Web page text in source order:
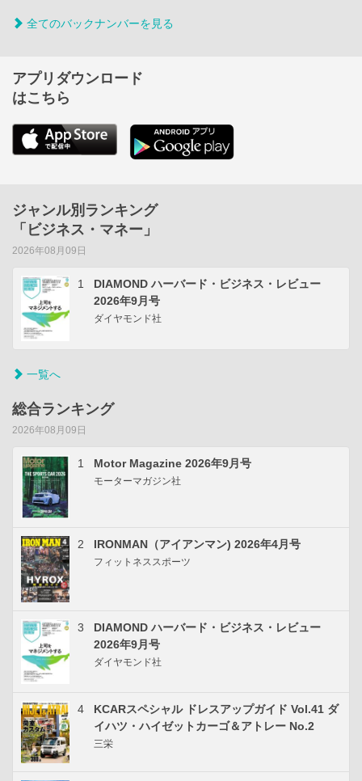
全てのバックナンバーを見る
アプリダウンロード
はこちら
ジャンル別ランキング
「ビジネス・マネー」
2026年08月09日
1
DIAMOND ハーバード・ビジネス・レビュー
2026年9月号
ダイヤモンド社
一覧へ
総合ランキング
2026年08月09日
1 Motor Magazine 2026年9月号
モーターマガジン社
2 IRONMAN（アイアンマン) 2026年4月号
フィットネススポーツ
3
DIAMOND ハーバード・ビジネス・レビュー
2026年9月号
ダイヤモンド社
4
KCARスペシャル ドレスアップガイド Vol.41 ダ
イハツ・ハイゼットカーゴ＆アトレー No.2
三栄